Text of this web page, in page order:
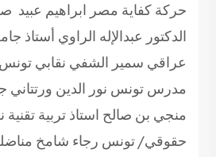
حركة كفاية مصر ابراهيم عبيد
الدكتور عبدالإله الراوي
عراقي سمير الشفي نقابي
مدرس تونس نور الدين ورتتاني
منجي بن صالح استاذ تربية
حقوقي/ تونس رجاء شامخ